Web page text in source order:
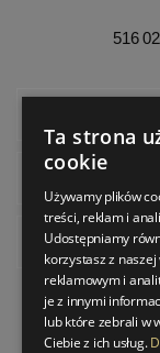
516
Ta strona
cookie
Używamy plików
treści, reklam i
Udostępniamy
korzystasz z
reklamowym i
je z innymi
lub które zebrali w
Ciebie z ich usług.